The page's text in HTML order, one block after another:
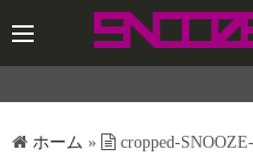
ン
ン
ツ
ホーム » cropped-